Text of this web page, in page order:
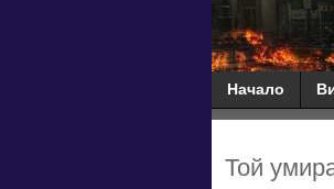
Начало
Той